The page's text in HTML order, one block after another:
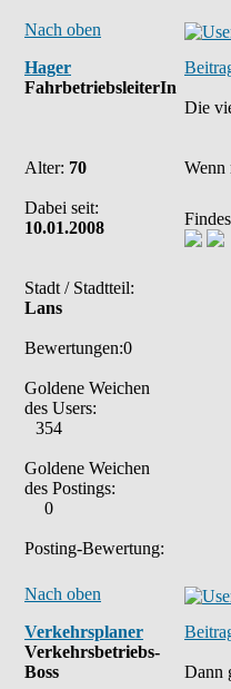
Nach oben
Hager
FahrbetriebsleiterIn
Alter: 70
Dabei seit:
10.01.2008
Stadt / Stadtteil:
Lans
Bewertungen:0
Goldene Weichen
des Users:
354
Goldene Weichen
des Postings:
0
Posting-Bewertung:
Die
Wenn
Nach oben
Verkehrsplaner
Verkehrsbetriebs-
Boss
Dann